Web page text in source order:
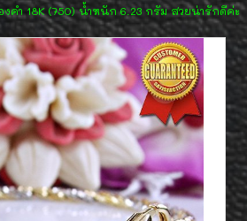
คำ 18K (750) น้ำหนัก 6.23 กรัม สวยน่ารักดีค่ะ